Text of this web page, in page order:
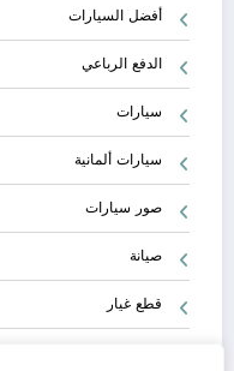
أفضل السيارات
الدفع الرباعي
سيارات
سيارات ألمانية
صور سيارات
صيانة
قطع غيار